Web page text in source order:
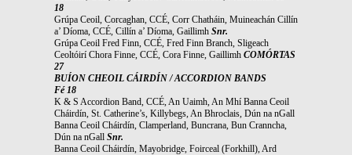
18
Grúpa Ceoil, Corcaghan, CCÉ, Corr Chatháin, Muineachán Cillín
a’ Díoma, CCÉ, Cillín a’ Díoma, Gaillimh Snr.
Grúpa Ceoil Fred Finn, CCÉ, Fred Finn Branch, Sligeach
Ceoltóirí Chora Finne, CCÉ, Cora Finne, Gaillimh COMÓRTAS
27
BUÍON CHEOIL CÁIRDÍN / ACCORDION BANDS
Fé 18
K & S Accordion Band, CCÉ, An Uaimh, An Mhí Banna Ceoil
Cháirdín, St. Catherine’s, Killybegs, An Bhroclais, Dún na nGall
Banna Ceoil Cháirdín, Clamperland, Buncrana, Bun Cranncha,
Dún na nGall Snr.
Banna Ceoil Cháirdín, Mayobridge, Foirceal (Forkhill), Ard